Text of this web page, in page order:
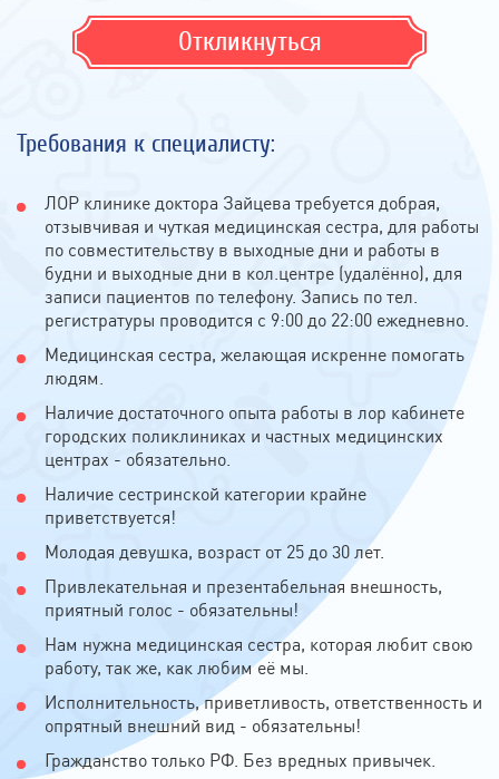
Откликнуться
Требования к специалисту:
ЛОР клинике доктора Зайцева требуется добрая,
отзывчивая и чуткая медицинская сестра, для работы
по совместительству в выходные дни и работы в
будни и выходные дни в кол.центре (удалённо), для
записи пациентов по телефону. Запись по тел.
регистратуры проводится с 9:00 до 22:00 ежедневно.
Медицинская сестра, желающая искренне помогать
людям.
Наличие достаточного опыта работы в лор кабинете
городских поликлиниках и частных медицинских
центрах - обязательно.
Наличие сестринской категории крайне
приветствуется!
Молодая девушка, возраст от 25 до 30 лет.
Привлекательная и презентабельная внешность,
приятный голос - обязательны!
Нам нужна медицинская сестра, которая любит свою
работу, так же, как любим её мы.
Исполнительность, приветливость, ответственность и
опрятный внешний вид - обязательны!
Гражданство только РФ. Без вредных привычек.